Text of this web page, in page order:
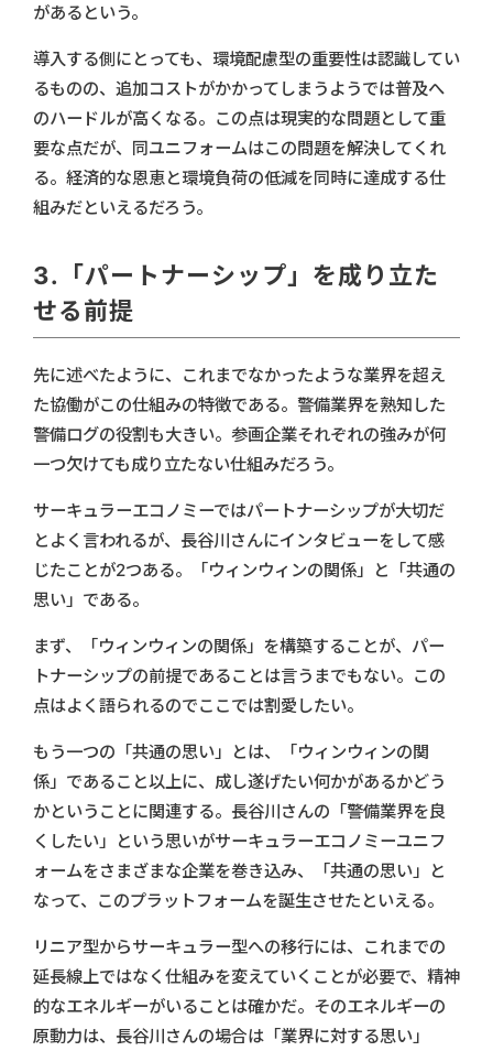
があるという。
導入する側にとっても、環境配慮型の重要性は認識してい
るものの、追加コストがかかってしまうようでは普及へ
のハードルが高くなる。この点は現実的な問題として重
要な点だが、同ユニフォームはこの問題を解決してくれ
る。経済的な恩恵と環境負荷の低減を同時に達成する仕
組みだといえるだろう。
3.「パートナーシップ」を成り立た
せる前提
先に述べたように、これまでなかったような業界を超え
た協働がこの仕組みの特徴である。警備業界を熟知した
警備ログの役割も大きい。参画企業それぞれの強みが何
一つ欠けても成り立たない仕組みだろう。
サーキュラーエコノミーではパートナーシップが大切だ
とよく言われるが、長谷川さんにインタビューをして感
じたことが2つある。「ウィンウィンの関係」と「共通の
思い」である。
まず、「ウィンウィンの関係」を構築することが、パー
トナーシップの前提であることは言うまでもない。この
点はよく語られるのでここでは割愛したい。
もう一つの「共通の思い」とは、「ウィンウィンの関
係」であること以上に、成し遂げたい何かがあるかどう
かということに関連する。長谷川さんの「警備業界を良
くしたい」という思いがサーキュラーエコノミーユニフ
ォームをさまざまな企業を巻き込み、「共通の思い」と
なって、このプラットフォームを誕生させたといえる。
リニア型からサーキュラー型への移行には、これまでの
延長線上ではなく仕組みを変えていくことが必要で、精神
的なエネルギーがいることは確かだ。そのエネルギーの
原動力は、長谷川さんの場合は「業界に対する思い」